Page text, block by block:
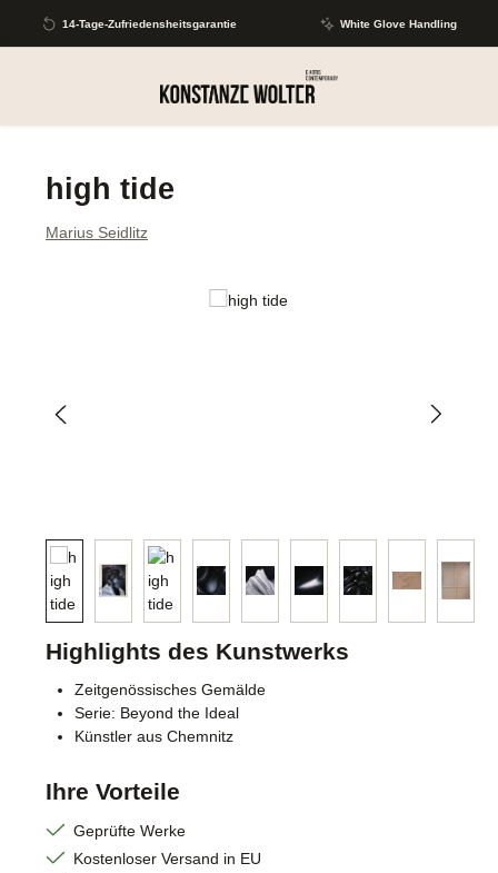
Zum Hauptinhalt springen
14-Tage-Zufriedensheitsgarantie White Glove Handling
high tide
Marius Seidlitz
Bildergalerie überspringen
Highlights des Kunstwerks
Zeitgenössisches Gemälde
Serie: Beyond the Ideal
Künstler aus Chemnitz
Ihre Vorteile
Geprüfte Werke
Kostenloser Versand in EU